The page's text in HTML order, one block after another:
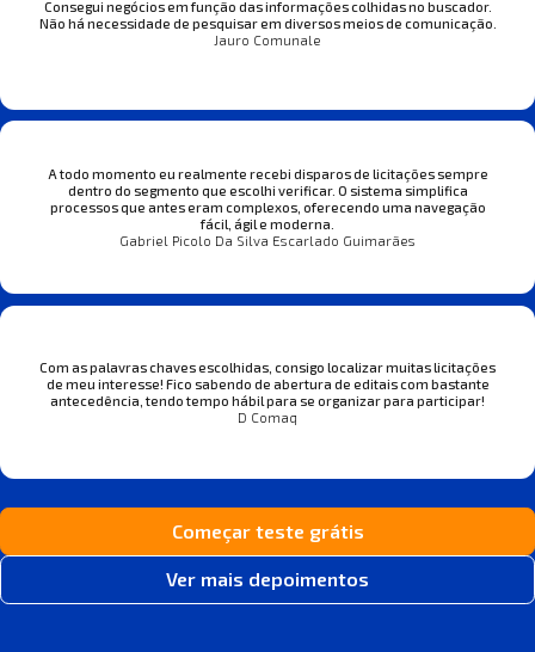
Consegui negócios em função das informações colhidas no buscador.
Não há necessidade de pesquisar em diversos meios de comunicação.
Jauro Comunale
A todo momento eu realmente recebi disparos de licitações sempre
dentro do segmento que escolhi verificar. O sistema simplifica
processos que antes eram complexos, oferecendo uma navegação
fácil, ágil e moderna.
Gabriel Picolo Da Silva Escarlado Guimarães
Com as palavras chaves escolhidas, consigo localizar muitas licitações
de meu interesse! Fico sabendo de abertura de editais com bastante
antecedência, tendo tempo hábil para se organizar para participar!
D Comaq
Começar teste grátis
Ver mais depoimentos